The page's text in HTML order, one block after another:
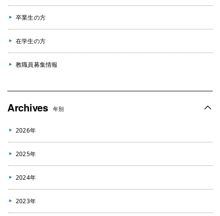
卒業生の方
在学生の方
教職員募集情報
Archives 年別
2026年
2025年
2024年
2023年